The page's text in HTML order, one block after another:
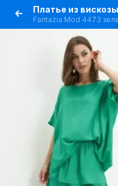
Fantazia Mod 4473